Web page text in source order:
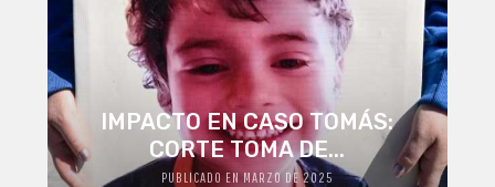
IMPACTO EN CASO TOMÁS:
CORTE TOMA DE...
PUBLICADO EN MARZO DE 2025